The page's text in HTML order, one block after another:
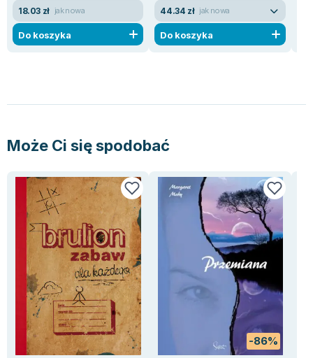
18.03 zł jak nowa
Do koszyka
44.34 zł jak nowa
Do koszyka
Może Ci się spodobać
-86%